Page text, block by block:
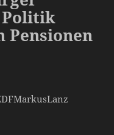
Politik
Pensionen